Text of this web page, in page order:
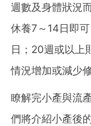
週數及身體狀況
休養7～14日即
日；20週或以上
情況增加或減少
瞭解完小產與流
們將介紹小產後